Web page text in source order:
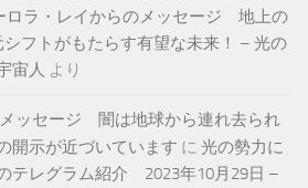
ロラ・レイからのメッセージ 地上の
フトがもたらす有望な未来！ – 光の
宙人 より
ッセージ 闇は地球から連れ去られ
開示が近づいています に 光の勢力に
テレグラム紹介 2023年10月29日 –